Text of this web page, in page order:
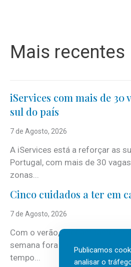
Mais recentes
iServices com mais de 30
sul do país
7 de Agosto, 2026
A iServices está a reforçar as
Portugal, com mais de 30
zonas...
Cinco cuidados a ter em
7 de Agosto, 2026
Com o verão, chegam também
semana fora e os dias em que a
tempo...
Publicamos
analisar o